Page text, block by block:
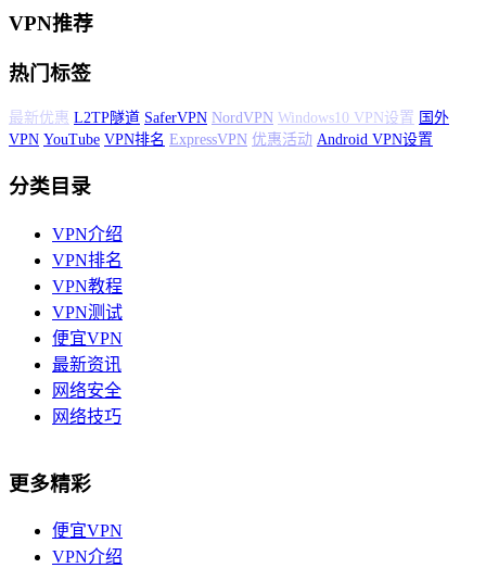
VPN推荐
热门标签
L2TP隧道 SaferVPN NordVPN Windows10 VPN设置 国外VPN YouTube
VPN排名 ExpressVPN 优惠活动 Android VPN设置
分类目录
VPN介绍
VPN排名
VPN教程
VPN测试
便宜VPN
最新资讯
网络安全
网络技巧
更多精彩
便宜VPN
VPN介绍